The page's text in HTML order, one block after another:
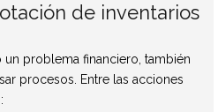
de inventarios
problema financiero, también
procesos. Entre las acciones